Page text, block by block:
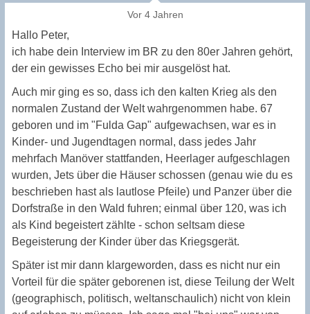
Vor 4 Jahren
Hallo Peter,
ich habe dein Interview im BR zu den 80er Jahren gehört,
der ein gewisses Echo bei mir ausgelöst hat.
Auch mir ging es so, dass ich den kalten Krieg als den
normalen Zustand der Welt wahrgenommen habe. 67
geboren und im "Fulda Gap" aufgewachsen, war es in
Kinder- und Jugendtagen normal, dass jedes Jahr
mehrfach Manöver stattfanden, Heerlager aufgeschlagen
wurden, Jets über die Häuser schossen (genau wie du es
beschrieben hast als lautlose Pfeile) und Panzer über die
Dorfstraße in den Wald fuhren; einmal über 120, was ich
als Kind begeistert zählte - schon seltsam diese
Begeisterung der Kinder über das Kriegsgerät.
Später ist mir dann klargeworden, dass es nicht nur ein
Vorteil für die später geborenen ist, diese Teilung der Welt
(geographisch, politisch, weltanschaulich) nicht von klein